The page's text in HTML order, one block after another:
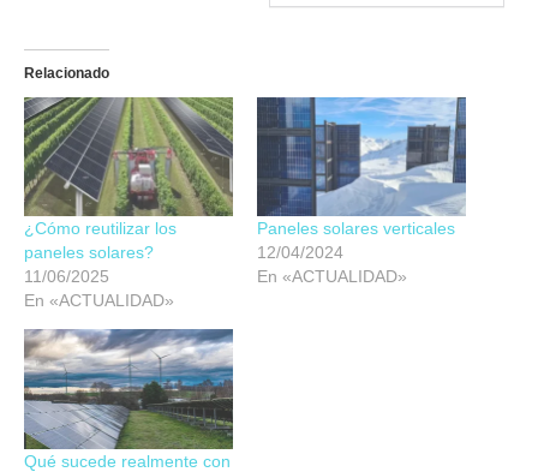
Relacionado
¿Cómo reutilizar los
paneles solares?
11/06/2025
En «ACTUALIDAD»
Paneles solares verticales
12/04/2024
En «ACTUALIDAD»
Qué sucede realmente con